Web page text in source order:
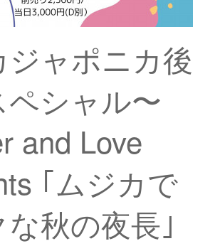
ャポニカ後
シャル〜
and Love
｢ムジカで
な秋の夜長｣